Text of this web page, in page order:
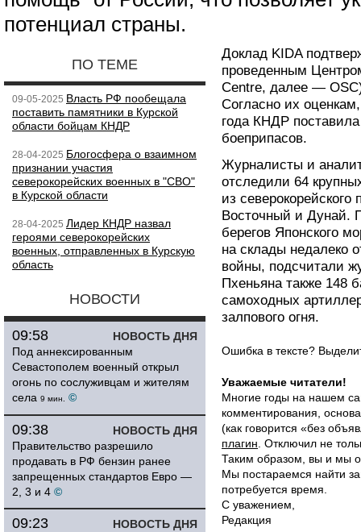
потенциал страны.
ПО ТЕМЕ
09-05-2025 Власть РФ пообещала
поставить памятники в Курской
области бойцам КНДР
28-04-2025 Блогосфера о взаимном
признании участия
северокорейских военных в "СВО"
в Курской области
28-04-2025 Лидер КНДР назвал
героями северокорейских
военных, отправленных в Курскую
область
НОВОСТИ
НОВОСТЬ ДНЯ
09:58
Под аннексированным
Севастополем военный открыл
огонь по сослуживцам и жителям
села 9 мин. ©
НОВОСТЬ ДНЯ
09:38
Правительство разрешило
продавать в РФ бензин ранее
запрещенных стандартов Евро —
2, 3 и 4 ©
НОВОСТЬ ДНЯ
09:23
Доклад KIDA
проведенным
Centre, далее —
Согласно их
года КНДР
боеприпасов.
Журналисты и
отследили 64
из
Восточный и Дунай.
берегов Японского
на склады недалеко
войны, подсчитали
Пхеньяна также 148
самоходных
залпового огня.
Ошибка в тексте?
Уважаемые читатели!
Многие годы на нашем
комментирования,
(как говорится «без
плагин . Отключил не
Таким образом, вы и мы
Мы постараемся найти
потребуется время.
С уважением,
Редакция